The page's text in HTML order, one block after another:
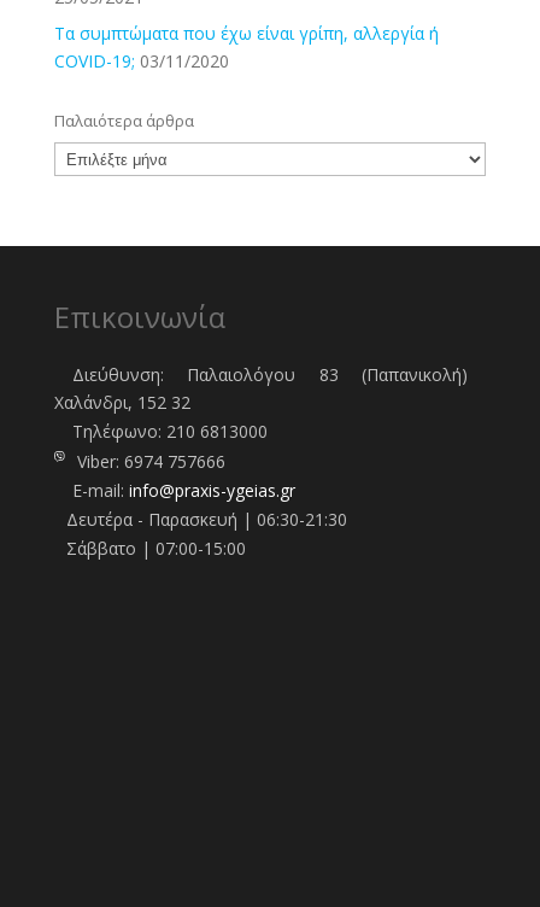
Τα συμπτώματα που έχω είναι γρίπη, αλλεργία ή
COVID-19; 03/11/2020
Παλαιότερα άρθρα
Παλαιότερα
άρθρα
Επικοινωνία
Διεύθυνση: Παλαιολόγου 83 (Παπανικολή)
Χαλάνδρι, 152 32
Τηλέφωνo: 210 6813000
Viber: 6974 757666
E-mail: info@praxis-ygeias.gr
Δευτέρα - Παρασκευή | 06:30-21:30
Σάββατο | 07:00-15:00